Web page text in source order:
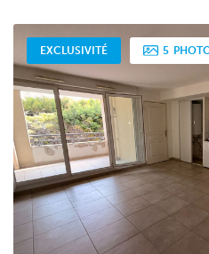
EXCLUSIVITÉ 5